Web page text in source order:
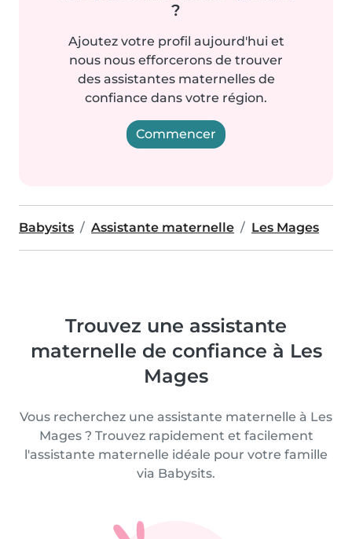
?
Ajoutez votre profil aujourd'hui et
nous nous efforcerons de trouver
des assistantes maternelles de
confiance dans votre région.
Commencer
Babysits Assistante maternelle Les Mages
Trouvez une assistante
maternelle de confiance à Les
Mages
Vous recherchez une assistante maternelle à Les
Mages ? Trouvez rapidement et facilement
l'assistante maternelle idéale pour votre famille
via Babysits.